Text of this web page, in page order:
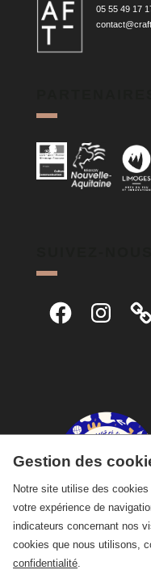
05 55 49 17
FacebookInstagram
Gestion des
Notre site utilise des
votre expérience de
indicateurs concernant nos
cookies que nous utilisons,
confidentialité